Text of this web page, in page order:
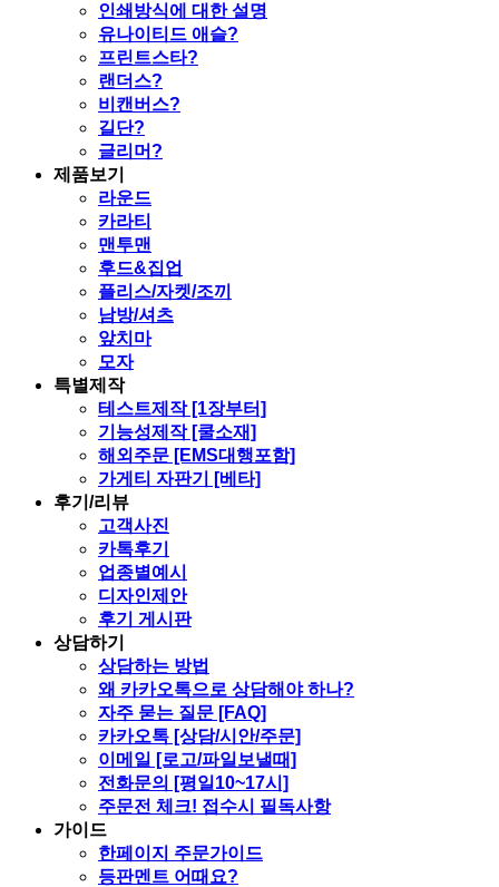
인쇄방식에 대한 설명
유나이티드 애슬?
프린트스타?
랜더스?
비캔버스?
길단?
글리머?
제품보기
라운드
카라티
맨투맨
후드&집업
플리스/자켓/조끼
남방/셔츠
앞치마
모자
특별제작
테스트제작 [1장부터]
기능성제작 [쿨소재]
해외주문 [EMS대행포함]
가게티 자판기 [베타]
후기/리뷰
고객사진
카톡후기
업종별예시
디자인제안
후기 게시판
상담하기
상담하는 방법
왜 카카오톡으로 상담해야 하나?
자주 묻는 질문 [FAQ]
카카오톡 [상담/시안/주문]
이메일 [로고/파일보낼때]
전화문의 [평일10~17시]
주문전 체크! 접수시 필독사항
가이드
한페이지 주문가이드
등판멘트 어때요?